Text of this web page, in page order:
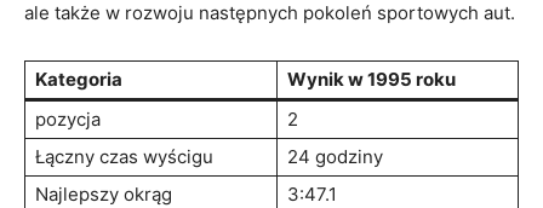
ale także w rozwoju następnych pokoleń sportowych aut.
Kategoria
Wynik w 1995 roku
pozycja
2
Łączny czas wyścigu
24 godziny
Najlepszy okrąg
3:47.1